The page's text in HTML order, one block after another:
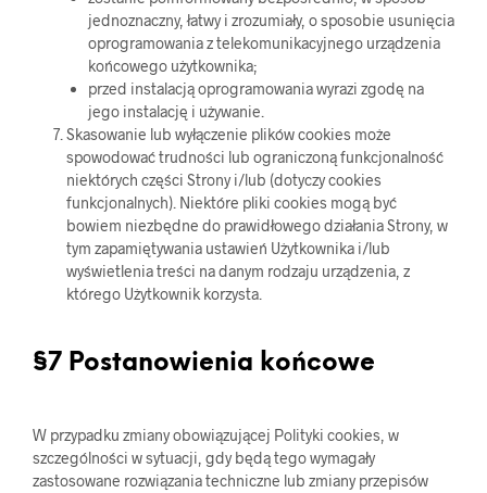
jednoznaczny, łatwy i zrozumiały, o sposobie usunięcia
oprogramowania z telekomunikacyjnego urządzenia
końcowego użytkownika;
przed instalacją oprogramowania wyrazi zgodę na
jego instalację i używanie.
Skasowanie lub wyłączenie plików cookies może
spowodować trudności lub ograniczoną funkcjonalność
niektórych części Strony i/lub (dotyczy cookies
funkcjonalnych). Niektóre pliki cookies mogą być
bowiem niezbędne do prawidłowego działania Strony, w
tym zapamiętywania ustawień Użytkownika i/lub
wyświetlenia treści na danym rodzaju urządzenia, z
którego Użytkownik korzysta.
§7 Postanowienia końcowe
W przypadku zmiany obowiązującej Polityki cookies, w
szczególności w sytuacji, gdy będą tego wymagały
zastosowane rozwiązania techniczne lub zmiany przepisów